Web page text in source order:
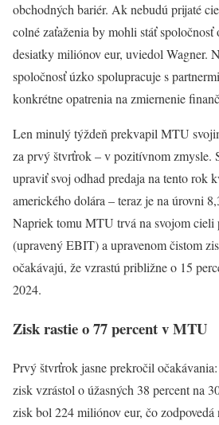
obchodných bariér. Ak nebudú prijaté
colné zaťaženia by mohli stáť spoločnosť
desiatky miliónov eur, uviedol Wagner.
spoločnosť úzko spolupracuje s
konkrétne opatrenia na zmiernenie
Len minulý týždeň prekvapil MTU
za prvý štvrťrok – v pozitívnom zmysle.
upraviť svoj odhad predaja na tento rok
amerického dolára – teraz je na úrovni
Napriek tomu MTU trvá na svojom cieli
(upravený EBIT) a upravenom čistom
očakávajú, že vzrastú približne o 15
2024.
Zisk rastie o 77 percent v MTU
Prvý štvrťrok jasne prekročil
zisk vzrástol o úžasných 38 percent na
zisk bol 224 miliónov eur, čo zodpovedá